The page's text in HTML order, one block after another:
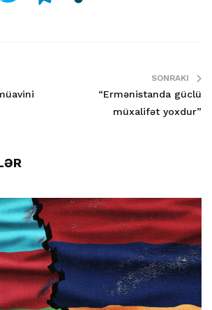
SONRAKI
“Ermənistanda güclü
müxalifət yoxdur”